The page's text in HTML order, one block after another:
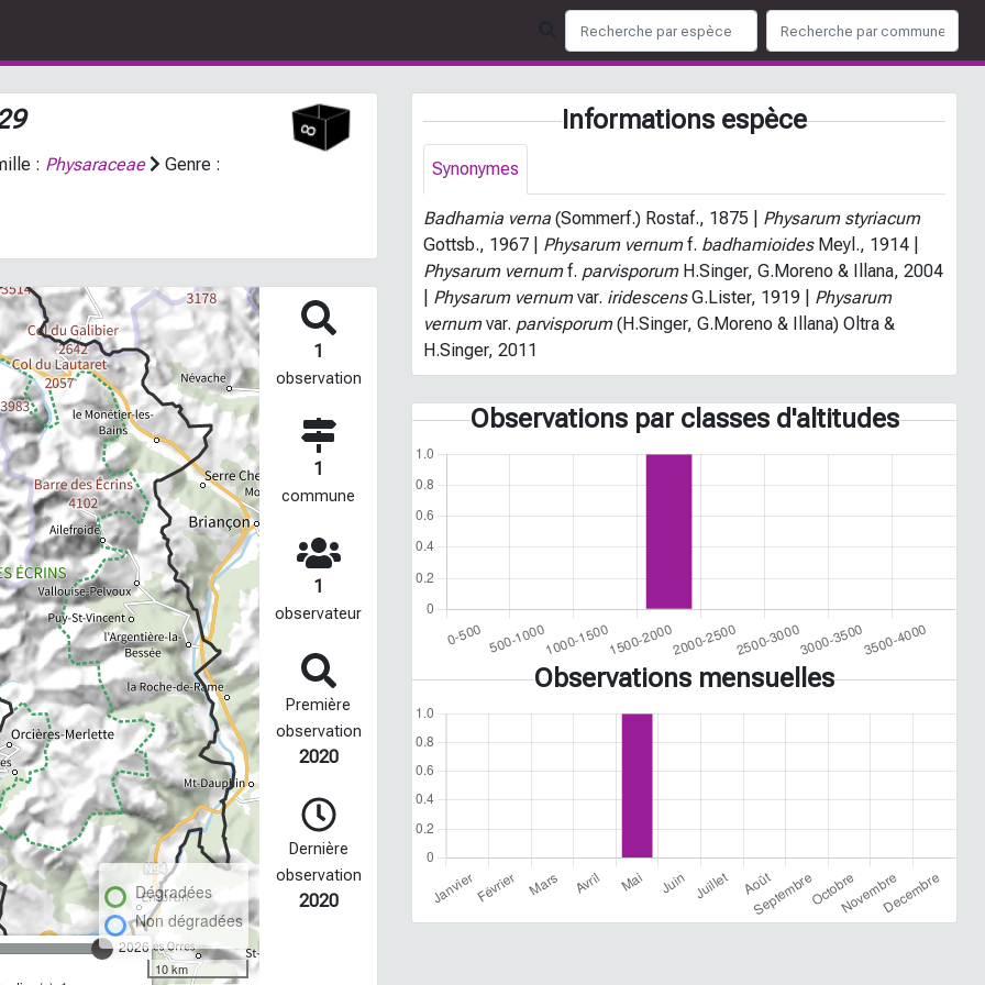
: Physaraceae Genre :
2026
Dégradées
Non dégradées
10 km
1
observation
1
commune
1
observateur
Première
observation
2020
Dernière
observation
2020
Informations espèce
Synonymes
Badhamia verna (Sommerf.) Rostaf., 1875 | Physarum styriacum
Gottsb., 1967 | Physarum vernumf. badhamioidesMeyl., 1914 |
Physarum vernumf. parvisporumH.Singer, G.Moreno & Illana, 2004
Physarum vernumvar. iridescensG.Lister, 1919 | Physarum
vernumvar. parvisporum(H.Singer, G.Moreno & Illana) Oltra &
H.Singer, 2011
Observations par classes d'altitudes
Observations mensuelles